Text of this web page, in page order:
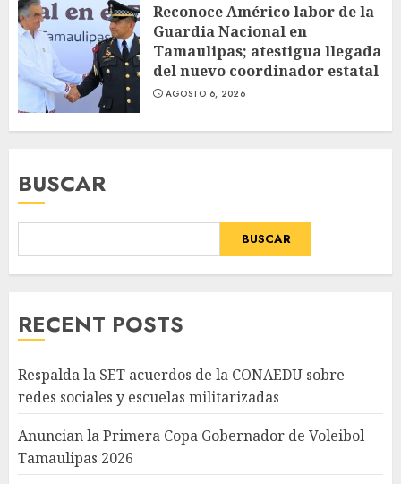
Reconoce Américo labor de la
Guardia Nacional en
Tamaulipas; atestigua llegada
del nuevo coordinador estatal
AGOSTO 6, 2026
BUSCAR
BUSCAR
RECENT POSTS
Respalda la SET acuerdos de la CONAEDU sobre
redes sociales y escuelas militarizadas
Anuncian la Primera Copa Gobernador de Voleibol
Tamaulipas 2026